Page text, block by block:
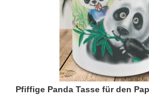
Pfiffige Panda Tasse für den